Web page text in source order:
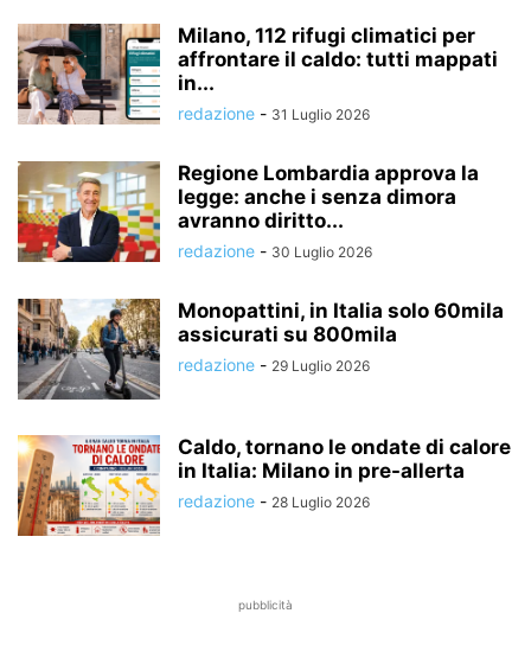
Milano, 112 rifugi climatici per
affrontare il caldo: tutti mappati
in...
redazione - 31 Luglio 2026
Regione Lombardia approva la
legge: anche i senza dimora
avranno diritto...
redazione - 30 Luglio 2026
Monopattini, in Italia solo 60mila
assicurati su 800mila
redazione - 29 Luglio 2026
Caldo, tornano le ondate di calore
in Italia: Milano in pre-allerta
redazione - 28 Luglio 2026
pubblicità